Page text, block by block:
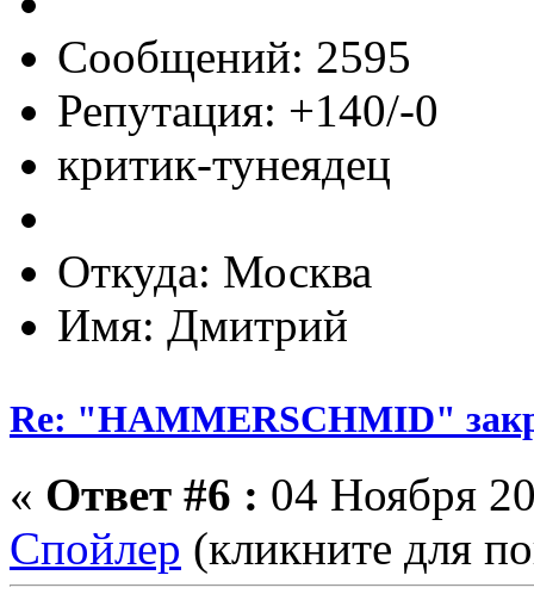
Сообщений: 2595
Репутация: +140/-0
критик-тунеядец
Откуда: Москва
Имя: Дмитрий
Re: "HAMMERSCHMID"
« Ответ #6 : 04 Ноября
Спойлер (кликните для